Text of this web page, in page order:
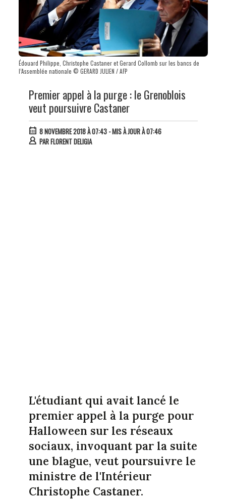
Édouard Philippe, Christophe Castaner et Gerard Collomb sur les bancs de
l’Assemblée nationale © GERARD JULIEN / AFP
Premier appel à la purge : le Grenoblois
veut poursuivre Castaner
8 NOVEMBRE 2018 À 07:43- MIS À JOUR À 07:46
PARFLORENT DELIGIA
L'étudiant qui avait lancé le
premier appel à la purge pour
Halloween sur les réseaux
sociaux, invoquant par la suite
une blague, veut poursuivre le
ministre de l'Intérieur
Christophe Castaner.